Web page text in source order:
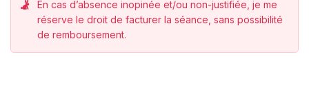
En cas d’absence inopinée et/ou non-justifiée, je me
réserve le droit de facturer la séance, sans possibilité
de remboursement.